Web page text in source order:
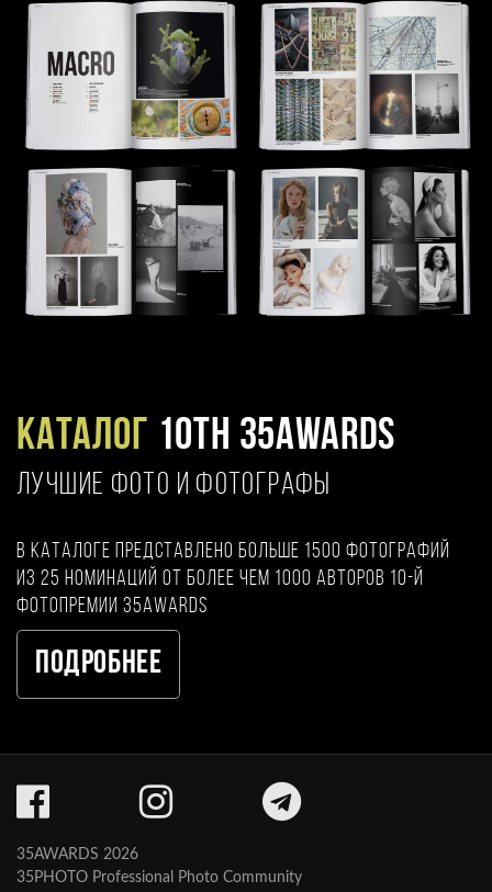
Каталог 10TH 35AWARDS
ЛУЧШИЕ ФОТО И ФОТОГРАФЫ
В каталоге представлено больше 1500 фотографий
из 25 номинаций от более чем 1000 авторов 10-й
фотопремии 35AWARDS
Подробнее
35AWARDS 2026
35PHOTO Professional Photo Community